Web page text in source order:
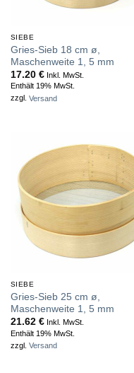
SIEBE
Gries-Sieb 18 cm ø,
Maschenweite 1, 5 mm
17.20 €Inkl. MwSt.
Enthält 19% MwSt.
zzgl. Versand
SIEBE
Gries-Sieb 25 cm ø,
Maschenweite 1, 5 mm
21.62 €Inkl. MwSt.
Enthält 19% MwSt.
zzgl. Versand